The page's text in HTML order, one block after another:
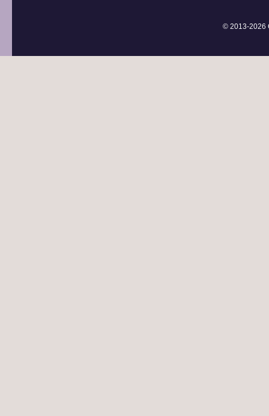
© 2013-2026